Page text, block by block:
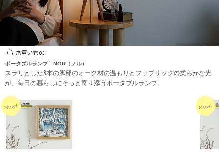
オブジェ 時計 デザイン家電
ハンモック
ルームシューズ・
クッション
ル・パラソル
ンチ
ガーデンセット ガーデン収納庫
プランター・スタン
ポータブルランプ NOR（ノル）
スラリとした3本の脚部のオーク材の温もりとファブリックの柔らかな光
が、毎日の暮らしにそっと寄り添うポータブルランプ。